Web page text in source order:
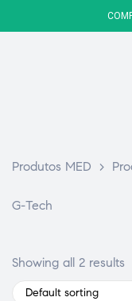
Produtos MED >
G-Tech
Showing all 2 results
Default sorting